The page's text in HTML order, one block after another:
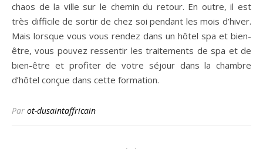
chaos de la ville sur le chemin du retour. En outre, il est
très difficile de sortir de chez soi pendant les mois d’hiver.
Mais lorsque vous vous rendez dans un hôtel spa et bien-
être, vous pouvez ressentir les traitements de spa et de
bien-être et profiter de votre séjour dans la chambre
d’hôtel conçue dans cette formation.
Par ot-dusaintaffricain